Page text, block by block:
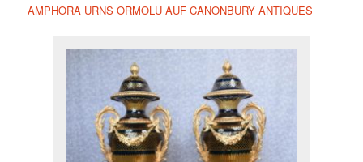
AMPHORA URNS ORMOLU AUF CANONBURY ANTIQUES